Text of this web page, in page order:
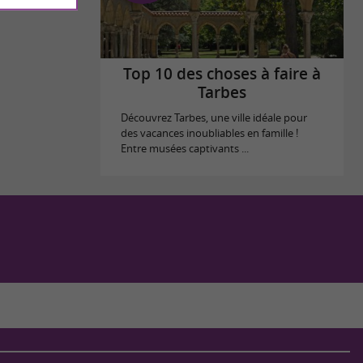
Top 10 des choses à faire à
Tarbes
Découvrez Tarbes, une ville idéale pour
des vacances inoubliables en famille !
Entre musées captivants ...